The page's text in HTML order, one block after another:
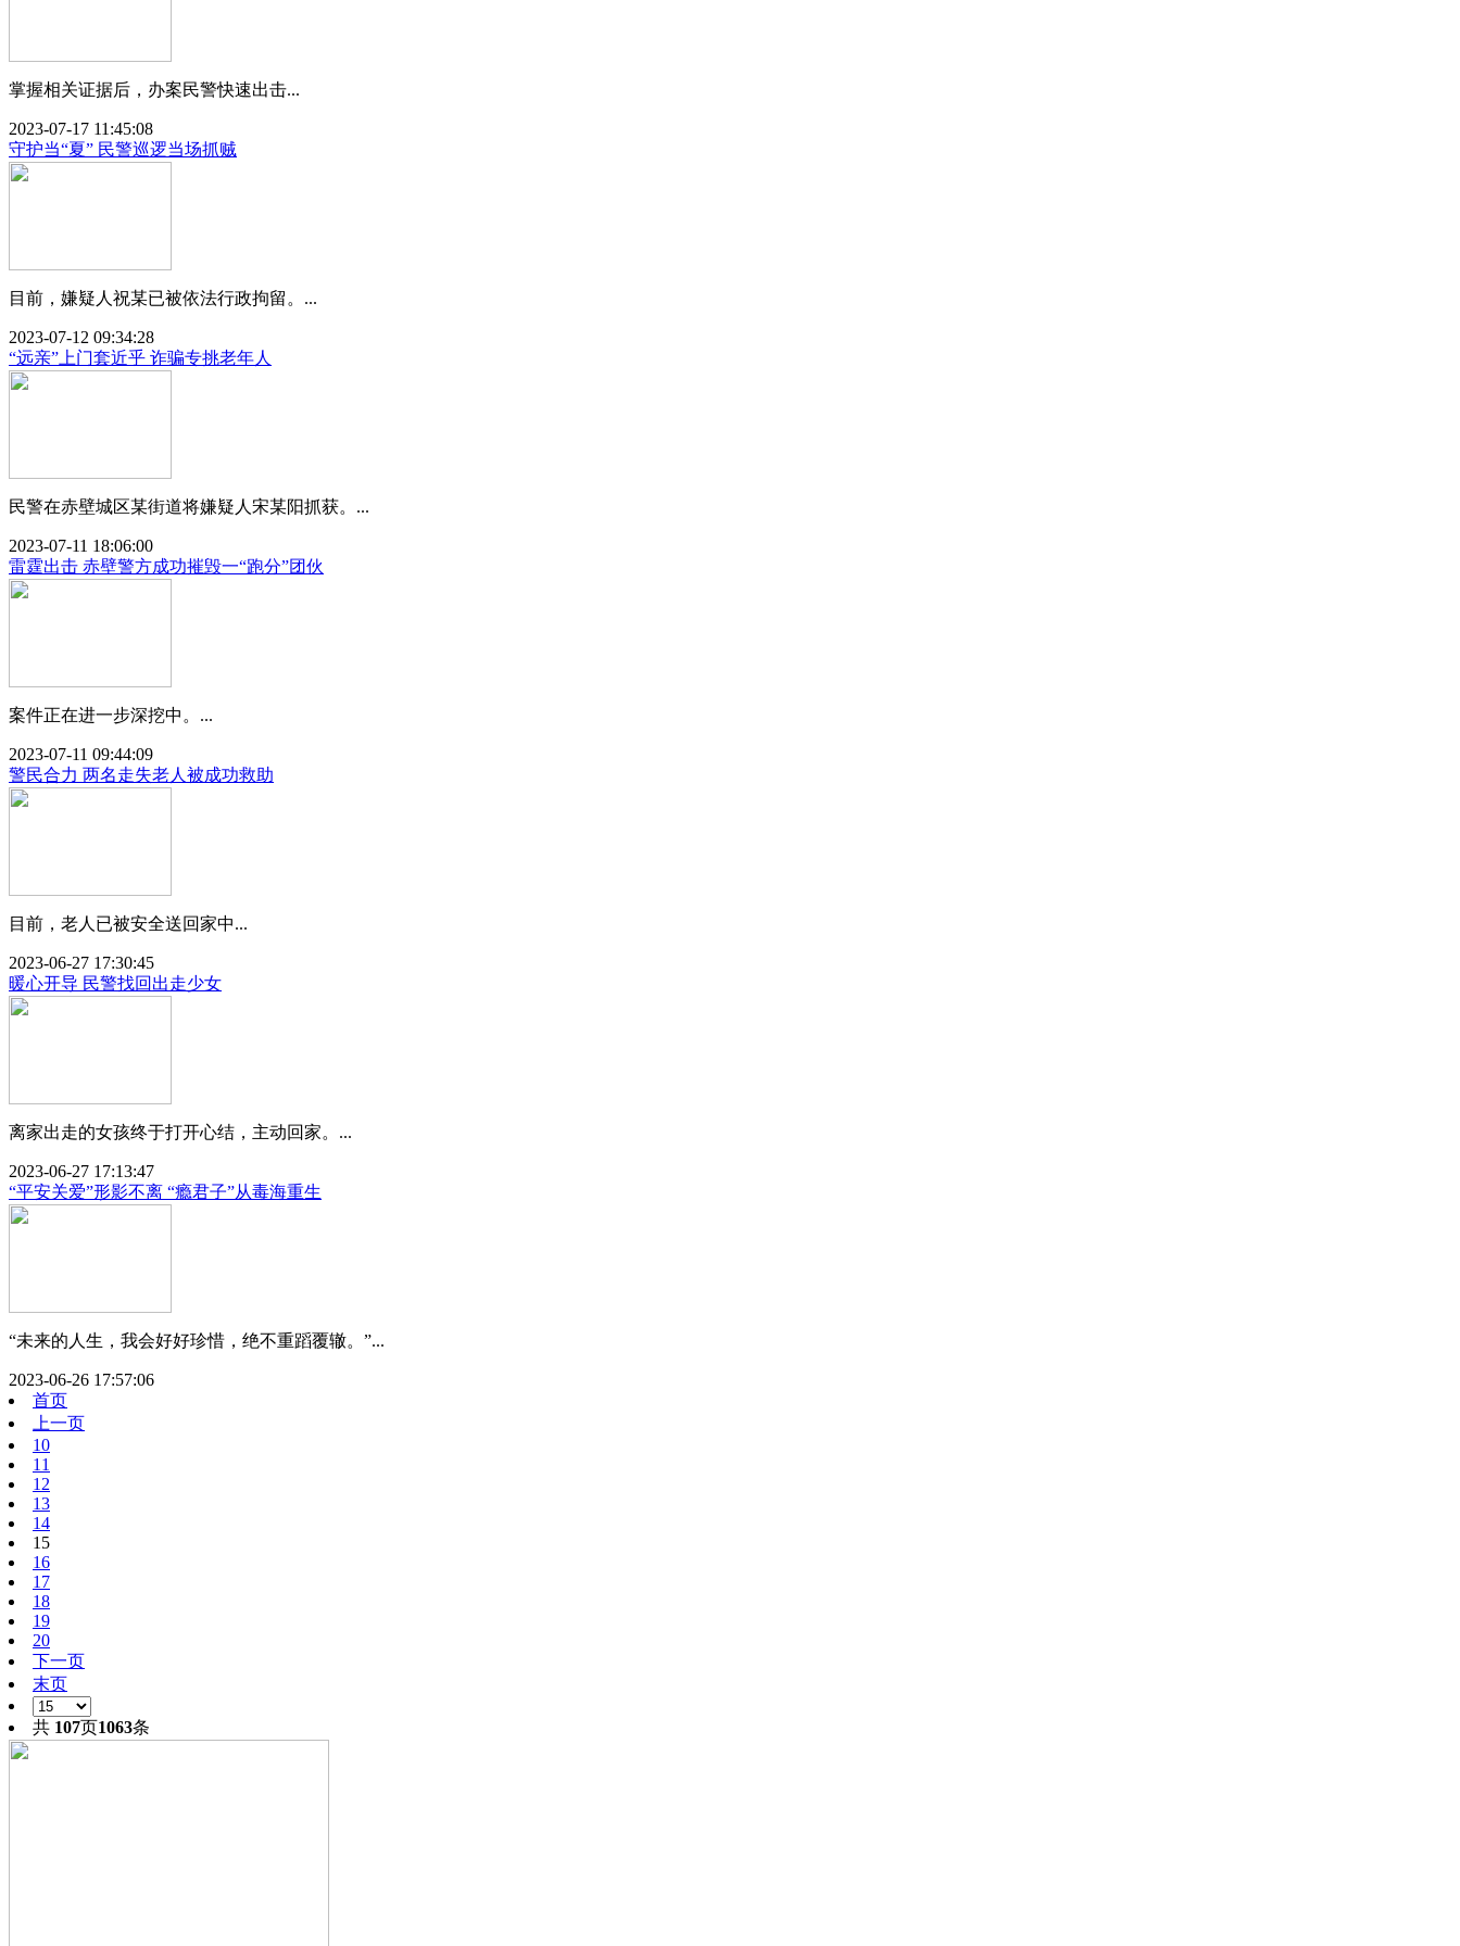
掌握相关证据后，办案民警快速出击...
2023-07-17 11:45:08
守护当“夏” 民警巡逻当场抓贼
目前，嫌疑人祝某已被依法行政拘留。...
2023-07-12 09:34:28
“远亲”上门套近乎 诈骗专挑老年人
民警在赤壁城区某街道将嫌疑人宋某阳抓获。...
2023-07-11 18:06:00
雷霆出击 赤壁警方成功摧毁一“跑分”团伙
案件正在进一步深挖中。...
2023-07-11 09:44:09
警民合力 两名走失老人被成功救助
目前，老人已被安全送回家中...
2023-06-27 17:30:45
暖心开导 民警找回出走少女
离家出走的女孩终于打开心结，主动回家。...
2023-06-27 17:13:47
“平安关爱”形影不离 “瘾君子”从毒海重生
“未来的人生，我会好好珍惜，绝不重蹈覆辙。”...
2023-06-26 17:57:06
首页
上一页
10
11
12
13
14
15
16
17
18
19
20
下一页
末页
共 107页1063条